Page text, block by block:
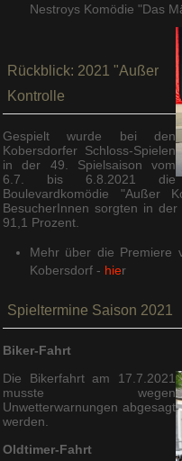
Nestroys Komödie "Das
Rückblick: 2021 "Außer
Kontrolle
Gespielt wurde bei den
Kobersdorfer Schloss-Spielen
in der 49. Spielsaison vom
6.7. bis 6.8.2021 die
Boulevardkomödie "Außer
BesucherInnen sorgten in
91,1 Prozent.
Mehr über die Premiere
Kobersdorf - hier
Spieltermine Saison 2021
Biker-Fahrt
Die Bikerfahrt am 17.7.2021
musste wegen
Unwetterwarnungen abgesagt
werden.
Oldtimer-Fahrt